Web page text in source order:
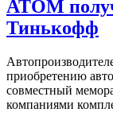
АТОМ
Тинькофф
приобретению
совместный
компаниями